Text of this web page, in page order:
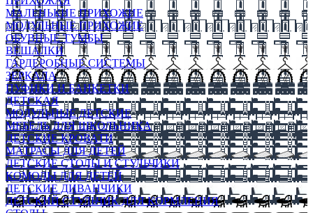
МАЛЕНЬКИЕ ПРИХОЖИЕ
МОДУЛЬНЫЕ ПРИХОЖИЕ
ОБУВНЫЕ ТУМБЫ
ВЕШАЛКИ
ГАРДЕРОБНЫЕ СИСТЕМЫ
ЗЕРКАЛА
ПУФИКИ И БАНКЕТКИ
ДЕТСКАЯ
МОДУЛЬНЫЕ ДЕТСКИЕ
МЕБЕЛЬ ДЛЯ ШКОЛЬНИКА
ДЕТСКИЕ КРОВАТИ
МАТРАСЫ ДЛЯ ДЕТЕЙ
ДЕТСКИЕ СТОЛЫ И СТУЛЬЧИКИ
КОМОДЫ ДЛЯ ДЕТЕЙ
ДЕТСКИЕ ДИВАНЧИКИ
ДЕТСКИЙ СТУЛЬЧИК ДЛЯ КОРМЛЕНИЯ